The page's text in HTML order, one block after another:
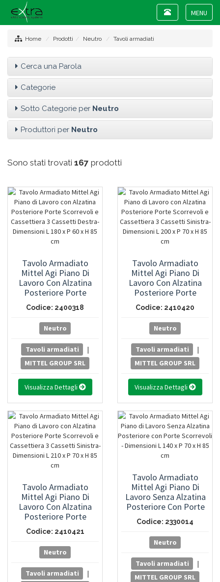
Toggle
Toggle
navigation
Home Prodotti Neutro Tavoli armadiati
Cerca una Parola
Categorie
Sotto Categorie per Neutro
Produttori per Neutro
Sono stati trovati 167 prodotti
Tavolo Armadiato
Mittel Agi Piano Di
Lavoro Con Alzatina
Posteriore Porte
Scorrevoli E Cassettiera
3 Cassetti Destra-
Dimensioni L 180 X P 60
X H 85 Cm
Codice: 2400318
Neutro
Tavoli armadiati
|
MITTEL GROUP SRL
Visualizza Dettagli
Tavolo Armadiato
Mittel Agi Piano Di
Lavoro Con Alzatina
Posteriore Porte
Scorrevoli E Cassettiera
3 Cassetti Sinistra-
Dimensioni L 200 X P 70
X H 85 Cm
Codice: 2410420
Neutro
Tavoli armadiati
|
MITTEL GROUP SRL
Visualizza Dettagli
Tavolo Armadiato
Mittel Agi Piano Di
Lavoro Con Alzatina
Posteriore Porte
Scorrevoli E Cassettiera
3 Cassetti Sinistra-
Dimensioni L 210 X P 70
X H 85 Cm
Codice: 2410421
Neutro
Tavoli armadiati
|
Tavolo Armadiato
Mittel Agi Piano Di
Lavoro Senza Alzatina
Posteriore Con Porte
Scorrevoli - Dimensioni
L 140 X P 70 X H 85 Cm
Codice: 2330014
Neutro
Tavoli armadiati
|
MITTEL GROUP SRL